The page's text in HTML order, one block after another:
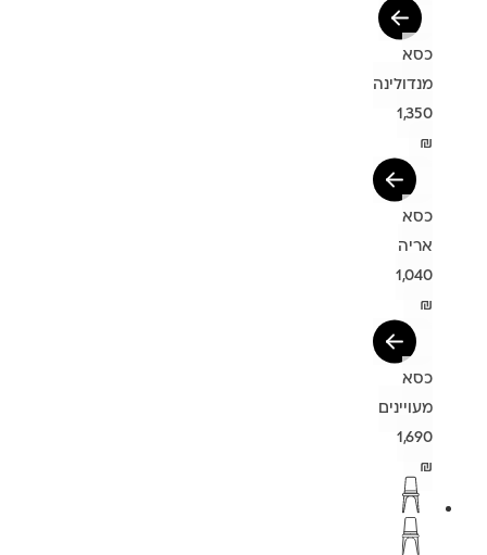
כסא
מנדולינה
1,350
₪
כסא
אריה
1,040
₪
כסא
מעויינים
1,690
₪